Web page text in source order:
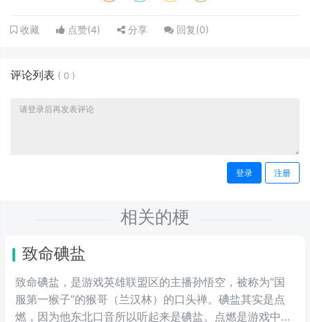
收藏 点赞(4) 分享 回复(0)
评论列表 ( 0 )
登录 注册
相关的梗
致命碘盐
致命碘盐，是游戏英雄联盟区的主播孙悟空，被称为“国
服第一猴子”的猴哥（兰汉林）的口头禅。碘盐其实是点
燃，因为他东北口音所以听起来是碘盐。点燃是游戏中的